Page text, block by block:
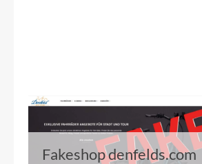
Fakeshop denfelds.com